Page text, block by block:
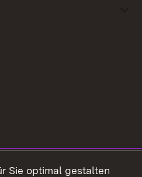
Sie optimal gestalten